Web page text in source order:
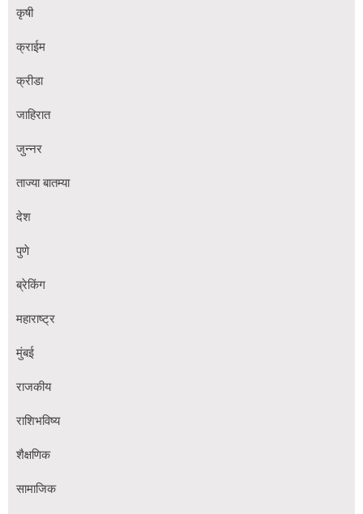
कृषी
क्राईम
क्रीडा
जाहिरात
जुन्नर
ताज्या बातम्या
देश
पुणे
ब्रेकिंग
महाराष्ट्र
मुंबई
राजकीय
राशिभविष्य
शैक्षणिक
सामाजिक